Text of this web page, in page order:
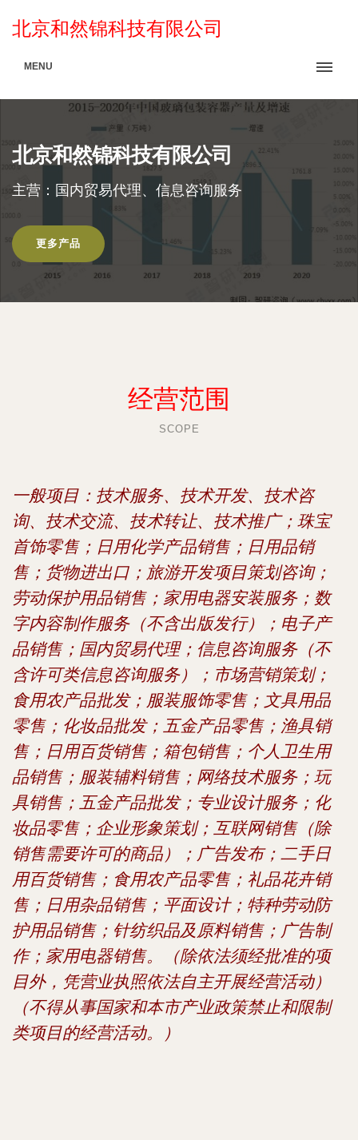
北京和然锦科技有限公司
MENU
北京和然锦科技有限公司
主营：国内贸易代理、信息咨询服务
更多产品
经营范围
SCOPE
一般项目：技术服务、技术开发、技术咨
询、技术交流、技术转让、技术推广；珠宝
首饰零售；日用化学产品销售；日用品销
售；货物进出口；旅游开发项目策划咨询；
劳动保护用品销售；家用电器安装服务；数
字内容制作服务（不含出版发行）；电子产
品销售；国内贸易代理；信息咨询服务（不
含许可类信息咨询服务）；市场营销策划；
食用农产品批发；服装服饰零售；文具用品
零售；化妆品批发；五金产品零售；渔具销
售；日用百货销售；箱包销售；个人卫生用
品销售；服装辅料销售；网络技术服务；玩
具销售；五金产品批发；专业设计服务；化
妆品零售；企业形象策划；互联网销售（除
销售需要许可的商品）；广告发布；二手日
用百货销售；食用农产品零售；礼品花卉销
售；日用杂品销售；平面设计；特种劳动防
护用品销售；针纺织品及原料销售；广告制
作；家用电器销售。（除依法须经批准的项
目外，凭营业执照依法自主开展经营活动）
（不得从事国家和本市产业政策禁止和限制
类项目的经营活动。）